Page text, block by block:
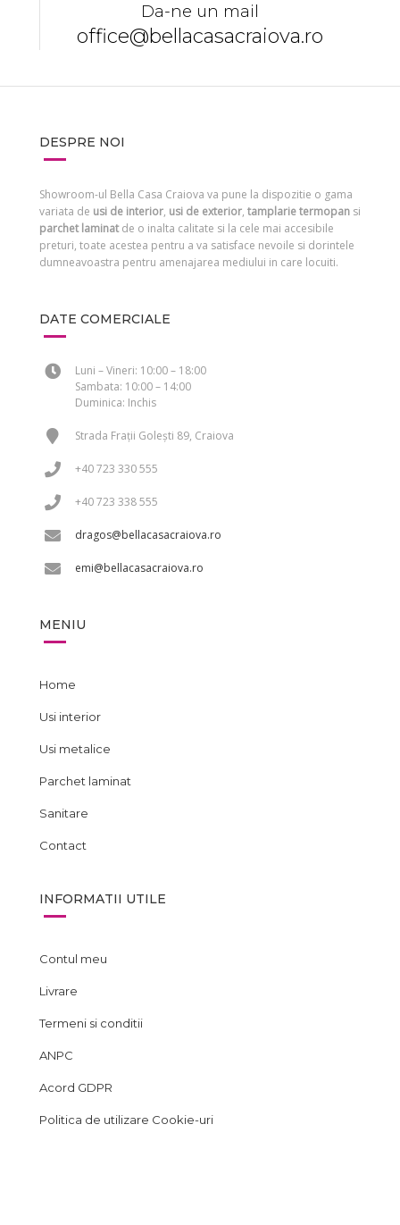
Da-ne un mail
office@bellacasacraiova.ro
DESPRE NOI
Showroom-ul Bella Casa Craiova va pune la dispozitie o gama
variata de usi de interior, usi de exterior, tamplarie termopansi
parchet laminatde o inalta calitate si la cele mai accesibile
preturi, toate acestea pentru a va satisface nevoile si dorintele
dumneavoastra pentru amenajarea mediului in care locuiti.
DATE COMERCIALE
Luni – Vineri: 10:00 – 18:00
Sambata: 10:00 – 14:00
Duminica: Inchis
Strada Frații Golești 89, Craiova
+40 723 330 555
+40 723 338 555
dragos@bellacasacraiova.ro
emi@bellacasacraiova.ro
MENIU
Home
Usi interior
Usi metalice
Parchet laminat
Sanitare
Contact
INFORMATII UTILE
Contul meu
Livrare
Termeni si conditii
ANPC
Acord GDPR
Politica de utilizare Cookie-uri